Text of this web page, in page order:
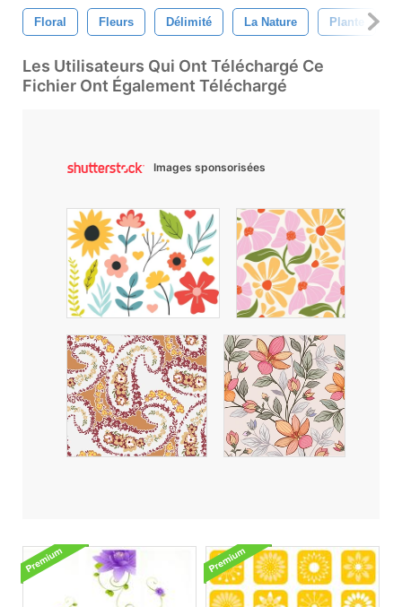
Floral Fleurs Délimité La Nature Plante
Les Utilisateurs Qui Ont Téléchargé Ce
Fichier Ont Également Téléchargé
Images sponsorisées